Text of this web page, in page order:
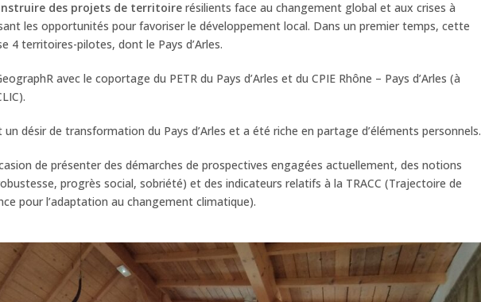
des projets de territoire résilients face au changement global et aux crises à
les opportunités pour favoriser le développement local. Dans un premier temps, cette
4 territoires-pilotes, dont le Pays d’Arles.
avec le coportage du PETR du Pays d’Arles et du CPIE Rhône – Pays d’Arles (à
un désir de transformation du Pays d’Arles et a été riche en partage d’éléments personnels.
de présenter des démarches de prospectives engagées actuellement, des notions
progrès social, sobriété) et des indicateurs relatifs à la TRACC (Trajectoire de
pour l’adaptation au changement climatique).